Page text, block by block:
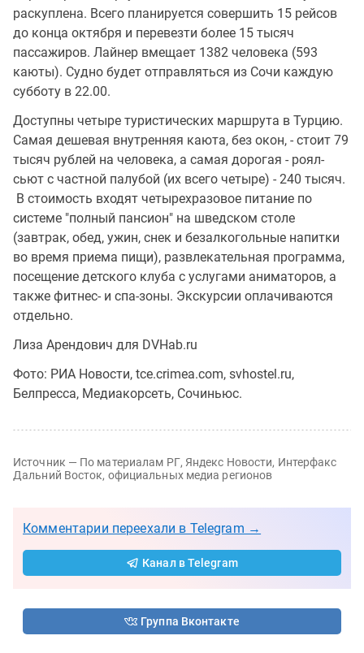
раскуплена. Всего планируется совершить 15 рейсов
до конца октября и перевезти более 15 тысяч
пассажиров. Лайнер вмещает 1382 человека (593
каюты). Судно будет отправляться из Сочи каждую
субботу в 22.00.
Доступны четыре туристических маршрута в Турцию.
Самая дешевая внутренняя каюта, без окон, - стоит 79
тысяч рублей на человека, а самая дорогая - роял-
сьют с частной палубой (их всего четыре) - 240 тысяч.
В стоимость входят четырехразовое питание по
системе "полный пансион" на шведском столе
(завтрак, обед, ужин, снек и безалкогольные напитки
во время приема пищи), развлекательная программа,
посещение детского клуба с услугами аниматоров, а
также фитнес- и спа-зоны. Экскурсии оплачиваются
отдельно.
Лиза Арендович для DVHab.ru
Фото: РИА Новости, tce.crimea.com, svhostel.ru,
Белпресса, Медиакорсеть, Сочиньюс.
Источник — По материалам РГ, Яндекс Новости, Интерфакс
Дальний Восток, официальных медиа регионов
Комментарии переехали в Telegram →
Канал в Telegram
Группа Вконтакте